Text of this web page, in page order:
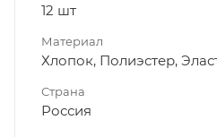
12 шт
Материал
Хлопок, Полиэстер,
Страна
Россия